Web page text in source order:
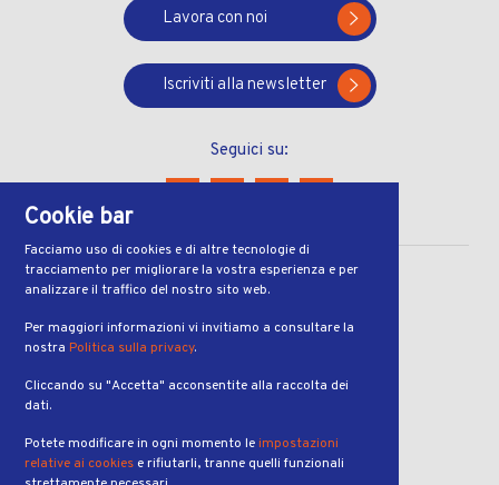
Lavora con noi
Iscriviti alla newsletter
Seguici su:
CONTATTI
Via Ferruccio Pelli 13
6900, Lugano
ORARI
dalle 7:00 alle 19:00
Cookie bar
Facciamo uso di cookies e di altre tecnologie di
tracciamento per migliorare la vostra esperienza e per
analizzare il traffico del nostro sito web.
Per maggiori informazioni vi invitiamo a consultare la
nostra Politica sulla privacy.
Cliccando su "Accetta" acconsentite alla raccolta dei
dati.
Potete modificare in ogni momento leimpostazioni
relative ai cookies e rifiutarli, tranne quelli funzionali